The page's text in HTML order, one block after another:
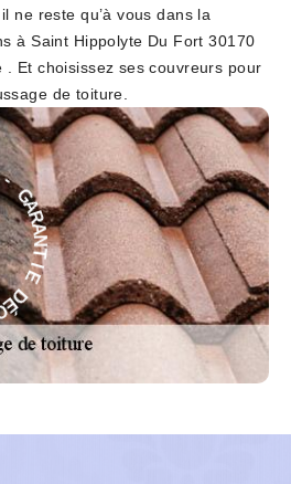
ne reste qu’à vous dans la
à Saint Hippolyte Du Fort 30170
. Et choisissez ses couvreurs pour
de toiture.
R
A
N
T
I
E
D
É
C
E
N